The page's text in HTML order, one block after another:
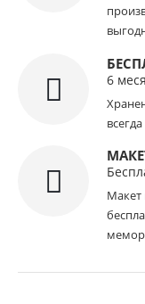
6
Макет